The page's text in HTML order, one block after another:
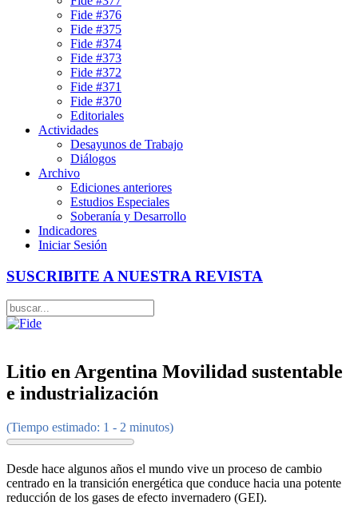
Fide #376
Fide #375
Fide #374
Fide #373
Fide #372
Fide #371
Fide #370
Editoriales
Actividades
Desayunos de Trabajo
Diálogos
Archivo
Ediciones anteriores
Estudios Especiales
Soberanía y Desarrollo
Indicadores
Iniciar Sesión
SUSCRIBITE A NUESTRA REVISTA
Litio en Argentina Movilidad sustentable
e industrialización
(Tiempo estimado: 1 - 2 minutos)
Desde hace algunos años el mundo vive un proceso de cambio
centrado en la transición energética que conduce hacia una potente
reducción de los gases de efecto invernadero (GEI).